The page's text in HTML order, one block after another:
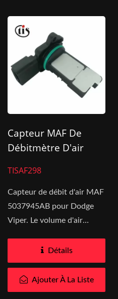
Capteur MAF De
Débitmètre D'air
Dodge Viper
TISAF298
Capteur de débit d'air MAF
5037945AB pour Dodge
Viper. Le volume d'air
Détails
Ajouter À La Liste